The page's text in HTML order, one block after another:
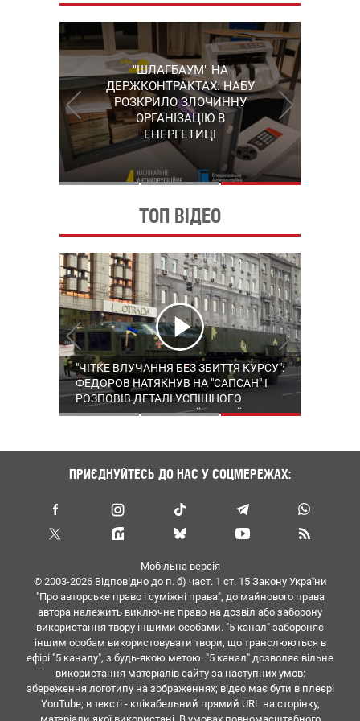
"КАРЛСОН" ІЗ
ГРУШЕВСЬКОГО: НАБУ
ВИЙШЛО НА ОДНОГО З
КЕРІВНИКІВ КОРУПЦІЙНОЇ
СХЕМИ В ЕНЕРГЕТИЦІ
СЕРГІЙ ПУШКАР,
ЗГАДАНИЙ У "ПЛІВКАХ
МІНДІЧА", ЗАЛИШИВ
УКРАЇНУ
"ШЛАГБАУМ" НА
ДЕРЖКОНТРАКТАХ: НАБУ
РОЗКРИЛО ЗЛОЧИННУ
ОРГАНІЗАЦІЮ В
ЕНЕРГЕТИЦІ
ТОП ВІДЕО
УКРАЇНА ПРОСИТЬ ЛІЦЕНЗІЮ НА
PATRIOT, А ДРОНИ ПОЛЮЮТЬ НА
ТІНЬОВИЙ ФЛОТ – ХРОНІКА 1627-ГО
ДНЯ ВЕЛИКОЇ ВІЙНИ
УКРАЇНА ТА США ДОМОВИЛИСЯ ПРО
ЩОМІСЯЧНІ ПОСТАЧАННЯ РАКЕТ ДО
PATRIOT – ЗЕЛЕНСЬКИЙ
"ЧІТКЕ ВЛУЧАННЯ БЕЗ ЗБИТТЯ КУРСУ":
ФЕДОРОВ НАТЯКНУВ НА "САПСАН" І
РОЗПОВІВ ДЕТАЛІ УСПІШНОГО
ВИПРОБУВАННЯ УКРАЇНСЬКОЇ
ПРИЄДНУЙТЕСЬ ДО НАС У СОЦМЕРЕЖАХ:
Мобільна версія
© 2003-2026 Вiдповiдно до п. б) част. 1 ст. 15 Закону України
"Про авторське право i сумiжнi права", до майнового права
автора належить виключне право на дозвiл або заборону
використання твору iншими особами. "5 канал" забороняє
iншим особам використовувати твори, що транслюються в
ефipi "5 каналу", з будь-якою метою. "5 канал" дозволяє вiльне
використання матерiалiв сайту за наступних умов:
збереження логотипу на зображеннях; вiдео має бути в плеєрі
YouTube; в тексті - клікабельний прямий URL на сторінку,